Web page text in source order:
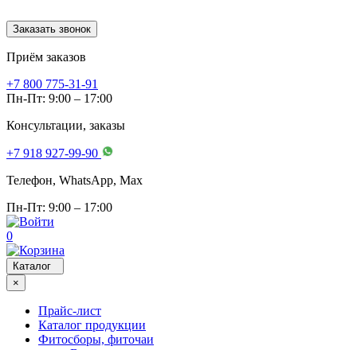
Заказать звонок
Приём заказов
+7 800 775-31-91
Пн-Пт: 9:00 – 17:00
Консультации, заказы
+7 918 927-99-90
Телефон, WhatsApp, Мах
Пн-Пт: 9:00 – 17:00
0
Каталог
×
Прайс-лист
Каталог продукции
Фитосборы, фиточаи